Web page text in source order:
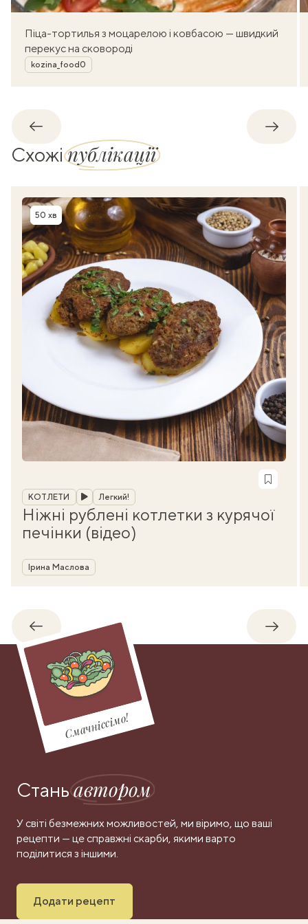
Піца-тортилья з моцарелою і ковбасою — швидкий
перекус на сковороді
Автор
kozina_food0
Назад
Схожіпублікації
Час приготування
50 хв
Рубрика
КОТЛЕТИ Легкий!
Ніжні рублені котлетки з курячої
печінки (відео)
Автор
Ірина Маслова
Назад
Смачніссімо!
Станьавтором
У світі безмежних можливостей, ми віримо, що ваші
рецепти — це справжні скарби, якими варто
поділитися з іншими.
Додати рецепт